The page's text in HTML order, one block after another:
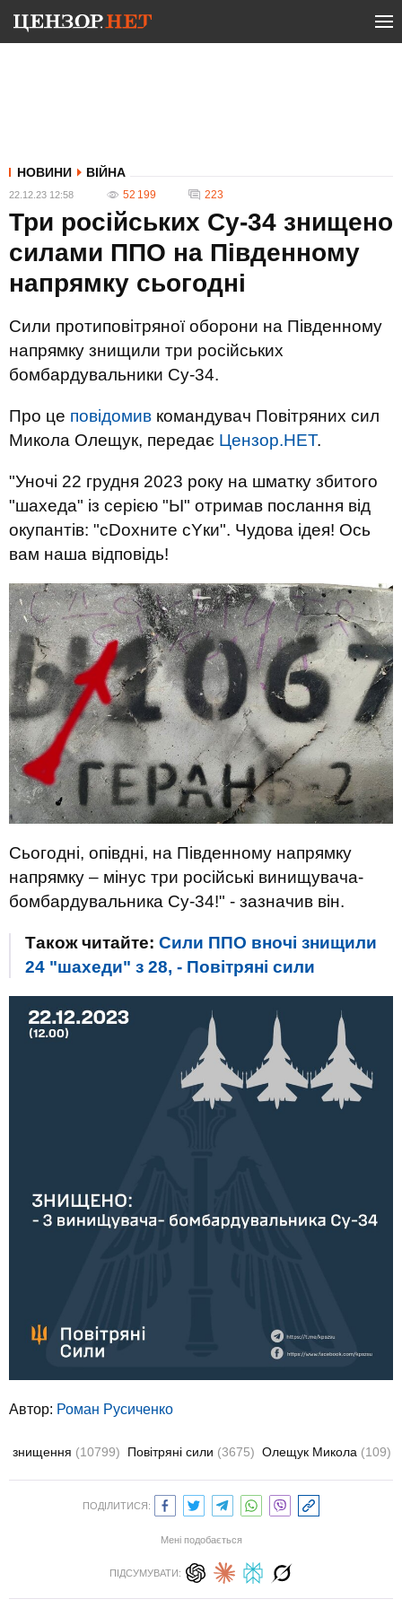
НОВИНИ ВІЙНА
22.12.23 12:58 52 199 223
Три російських Су-34 знищено
силами ППО на Південному
напрямку сьогодні
Сили протиповітряної оборони на Південному
напрямку знищили три російських
бомбардувальники Су-34.
Про це повідомив командувач Повітряних сил
Микола Олещук, передає Цензор.НЕТ.
"Уночі 22 грудня 2023 року на шматку збитого
"шахеда" із серією "ЬІ" отримав послання від
окупантів: "сDохните сYки". Чудова ідея! Ось
вам наша відповідь!
Сьогодні, опівдні, на Південному напрямку
напрямку – мінус три російські винищувача-
бомбардувальника Су-34!" - зазначив він.
Також читайте: Сили ППО вночі знищили
24 "шахеди" з 28, - Повітряні сили
Автор: Роман Русиченко
знищення (10799) Повітряні сили (3675) Олещук Микола (109)
ПОДІЛИТИСЯ:
Мені подобається
ПІДСУМУВАТИ: